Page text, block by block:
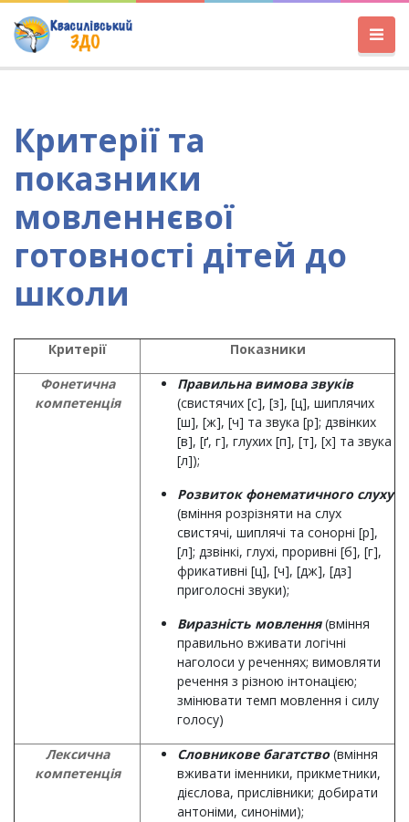
Критерії та
показники
мовленнєвої
готовності дітей до
школи
Критерії
Показники
Фонетична
компетенція
Правильна вимова звуків
(свистячих [с], [з], [ц], шиплячих
[ш], [ж], [ч] та звука [р]; дзвінких
[в], [ґ, г], глухих [п], [т], [х] та звука
[л]);
Розвиток фонематичного слуху
(вміння розрізняти на слух
свистячі, шиплячі та сонорні [р],
[л]; дзвінкі, глухі, проривні [б], [г],
фрикативні [ц], [ч], [дж], [дз]
приголосні звуки);
Виразність мовлення(вміння
правильно вживати логічні
наголоси у реченнях; вимовляти
речення з різною інтонацією;
змінювати темп мовлення і силу
голосу)
Лексична
компетенція
Словникове багатство(вміння
вживати іменники, прикметники,
дієслова, прислівники; добирати
антоніми, синоніми);